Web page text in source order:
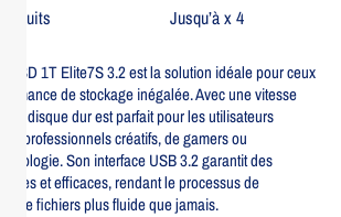
Jusqu’à x 4
ESSD 1T Elite7S 3.2 est la solution idéale pour ceux
de stockage inégalée. Avec une vitesse
ce disque dur est parfait pour les utilisateurs
de professionnels créatifs, de gamers ou
Son interface USB 3.2 garantit des
et efficaces, rendant le processus de
de fichiers plus fluide que jamais.